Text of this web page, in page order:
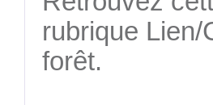
rubrique
forêt.